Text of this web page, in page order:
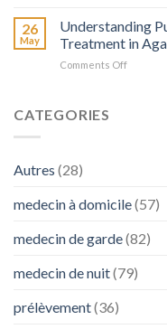
en
à
SOS
avec
Diarrhée
26
May
Understanding
Treatment in
Comments Offon
à
CATEGORIES
Autres (28)
medecin à domicile(57)
medecin de garde(82)
medecin de nuit(79)
prélèvement(36)